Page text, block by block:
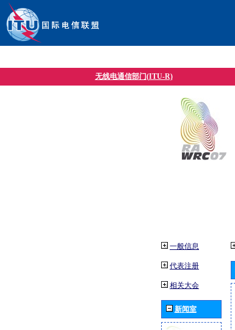
无线电通信部门(ITU-R)
一般信息
代表注册
相关大会
新闻室